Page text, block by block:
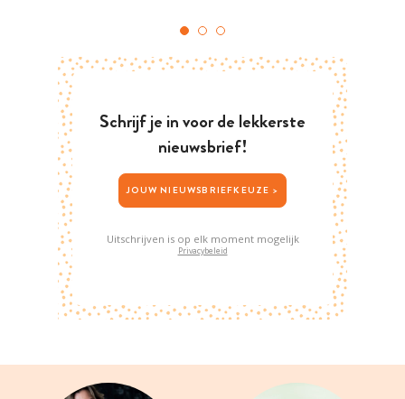
Schrijf je in voor de lekkerste
nieuwsbrief!
JOUW NIEUWSBRIEFKEUZE >
Uitschrijven is op elk moment mogelijk
Privacybeleid